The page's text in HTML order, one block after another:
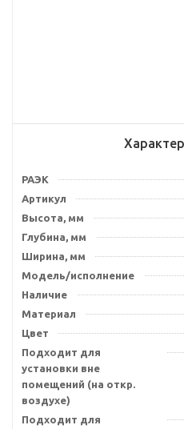
РАЭК
Артикул
Высота, мм
Глубина, мм
Ширина, мм
Модель/исполнение
Наличие
Материал
Цвет
Подходит для
установки вне
помещений (на откр.
воздухе)
Подходит для